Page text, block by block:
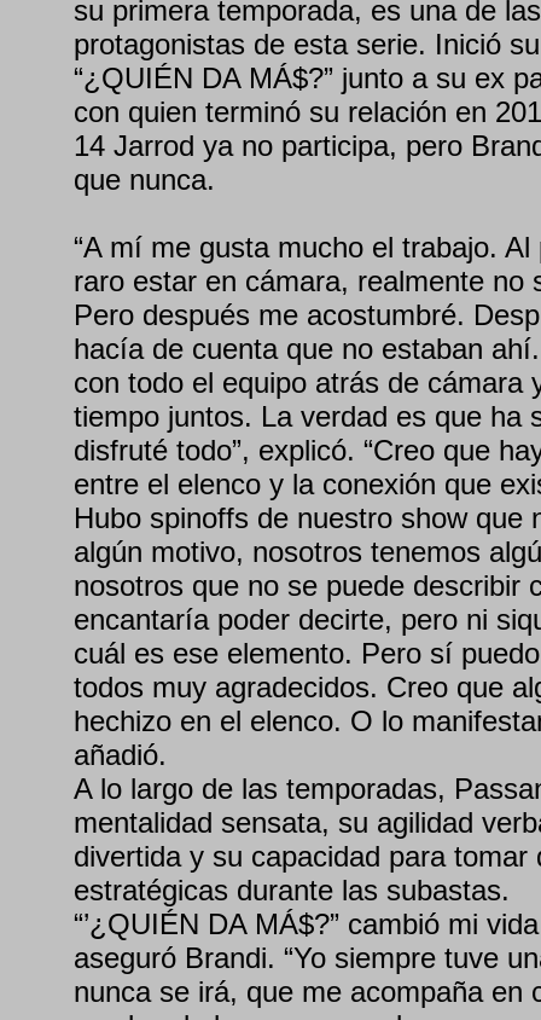
su primera temporada, es una de
protagonistas de esta serie. Inició
“¿QUIÉN DA MÁ$?” junto a su ex
con quien terminó su relación en
14 Jarrod ya no participa, pero
que nunca.
“A mí me gusta mucho el trabajo.
raro estar en cámara, realmente no
Pero después me acostumbré.
hacía de cuenta que no estaban
con todo el equipo atrás de cámara
tiempo juntos. La verdad es que ha
disfruté todo”, explicó. “Creo que
entre el elenco y la conexión que
Hubo spinoffs de nuestro show que
algún motivo, nosotros tenemos
nosotros que no se puede describir
encantaría poder decirte, pero ni
cuál es ese elemento. Pero sí
todos muy agradecidos. Creo que
hechizo en el elenco. O lo
añadió.
A lo largo de las temporadas,
mentalidad sensata, su agilidad
divertida y su capacidad para tomar
estratégicas durante las subastas.
“’¿QUIÉN DA MÁ$?” cambió mi
aseguró Brandi. “Yo siempre tuve
nunca se irá, que me acompaña en